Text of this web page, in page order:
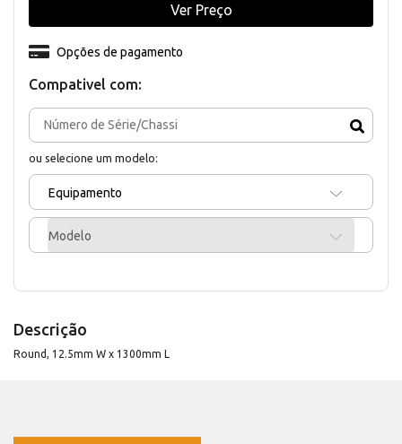
Compativel com:
ou selecione um modelo:
Equipamento
Modelo
Opções de pagamento
Ver Preço
Descrição
Round, 12.5mm W x 1300mm L